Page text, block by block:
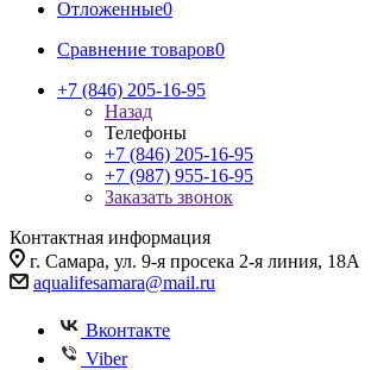
Отложенные0
Сравнение товаров0
+7 (846) 205-16-95
Назад
Телефоны
+7 (846) 205-16-95
+7 (987) 955-16-95
Заказать звонок
Контактная информация
г. Самара, ул. 9-я просека 2-я линия, 18А
aqualifesamara@mail.ru
Вконтакте
Viber